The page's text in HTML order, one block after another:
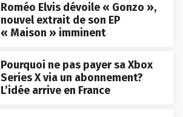
Roméo Elvis dévoile « Gonzo »,
nouvel extrait de son EP
« Maison » imminent
Pourquoi ne pas payer sa Xbox
Series X via un abonnement?
L’idée arrive en France